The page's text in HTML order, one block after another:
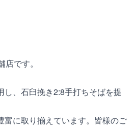
です。
し、石臼挽き2:8手打ちそばを提
富に取り揃えています。皆様のご